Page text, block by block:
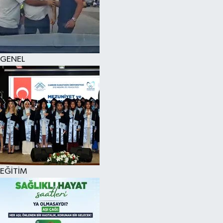
GENEL
EĞİTİM
KÜLTÜR SANAT
SAĞLIK
SİYASET
SPOR
TEKNOLOJİ
VİZYONDAKİLER
YAŞAM